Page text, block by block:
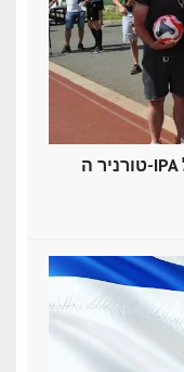
טורניר ה-IPA גייס 19,440 אירו עבור ילדיהם של